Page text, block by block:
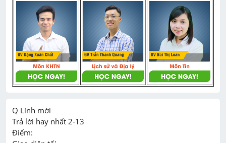
Q Lính mới
Trả lời hay nhất 2-13
Điểm: